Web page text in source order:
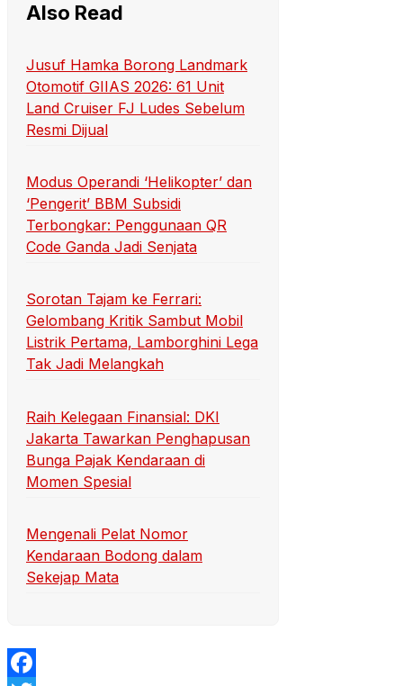
Also Read
Jusuf Hamka Borong Landmark
Otomotif GIIAS 2026: 61 Unit
Land Cruiser FJ Ludes Sebelum
Resmi Dijual
Modus Operandi ‘Helikopter’ dan
‘Pengerit’ BBM Subsidi
Terbongkar: Penggunaan QR
Code Ganda Jadi Senjata
Sorotan Tajam ke Ferrari:
Gelombang Kritik Sambut Mobil
Listrik Pertama, Lamborghini Lega
Tak Jadi Melangkah
Raih Kelegaan Finansial: DKI
Jakarta Tawarkan Penghapusan
Bunga Pajak Kendaraan di
Momen Spesial
Mengenali Pelat Nomor
Kendaraan Bodong dalam
Sekejap Mata